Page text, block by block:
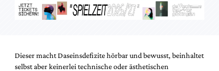
Dieser macht Daseinsdefizite hörbar und bewusst, beinhaltet
selbst aber keinerlei technische oder ästhetischen